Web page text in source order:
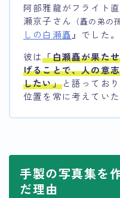
阿部雅龍がフライト
瀬京子さん （矗の弟の
しの白瀬矗 』でした。
彼は「白瀬矗が果た
げることで、人の意
したい」と語ってお
位置を常に考えてい
手製の写真集を
だ理由